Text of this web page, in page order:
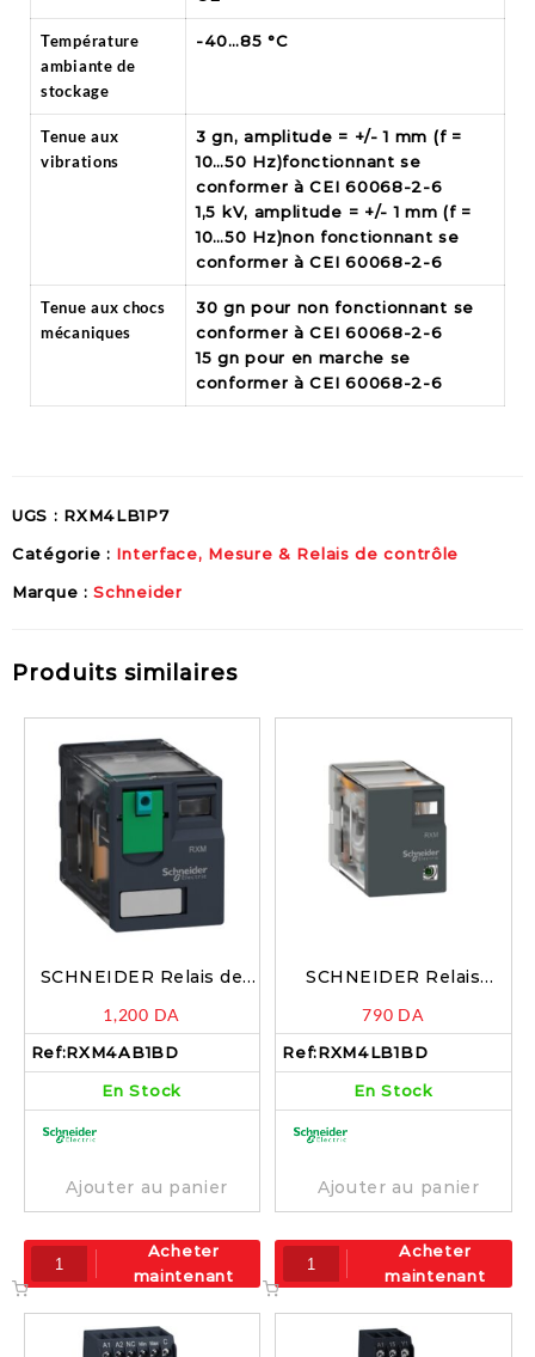
Température
ambiante de
stockage
-40…85 °C
Tenue aux
vibrations
3 gn, amplitude = +/- 1 mm (f =
10…50 Hz)fonctionnant se
conformer à CEI 60068-2-6
1,5 kV, amplitude = +/- 1 mm (f =
10…50 Hz)non fonctionnant se
conformer à CEI 60068-2-6
Tenue aux chocs
mécaniques
30 gn pour non fonctionnant se
conformer à CEI 60068-2-6
15 gn pour en marche se
conformer à CEI 60068-2-6
UGS : RXM4LB1P7
Catégorie : Interface, Mesure & Relais de contrôle
Marque :Schneider
Produits similaires
SCHNEIDER Relais de
24V – RXM4AB1BD
1,200 DA
Ref:RXM4AB1BD
En Stock
Ajouter au panier
Acheter
maintenant
SCHNEIDER Relais
miniatures 3A 4CO sans
LED 24 V – RXM4LB1BD
790 DA
Ref:RXM4LB1BD
En Stock
Ajouter au panier
Acheter
maintenant